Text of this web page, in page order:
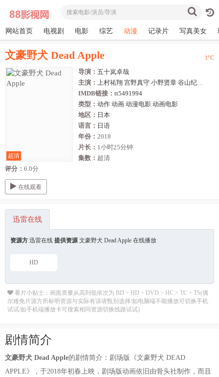
网站首页 电视剧 电影 综艺 动漫 记录片 写真美女
文豪野犬 Dead Apple
超清
导演： 五十岚卓哉
主演： 上村祐翔 宫野真守 小野贤章 谷山纪章
IMDB链接： tt5491994
类型： 动作 动画 动漫电影 动画电影
地区： 日本
语言： 日语
年份： 2018
片长： 1小时25分钟
集数： 超清
评分： 6.0分
在线观看
1°C
迅雷在线
资源方 迅雷在线 提供资源文豪野犬 Dead Apple 在线播放
HD
看片小贴士：画面质量从高到低依次为 BD > HD > DVD > HC > TC > TS(偶
尔难免片源方所标明资源与实际有误请甄别选择/如电脑端不能播放可切换手机
试试/如手机端播放卡可搜索相同资源切换线路试试)
剧情简介
文豪野犬 Dead Apple的剧情简介：剧场版《文豪野犬 DEAD
APPLE》，于2018年初春上映，剧场版动画依旧由骨头社制作，而且